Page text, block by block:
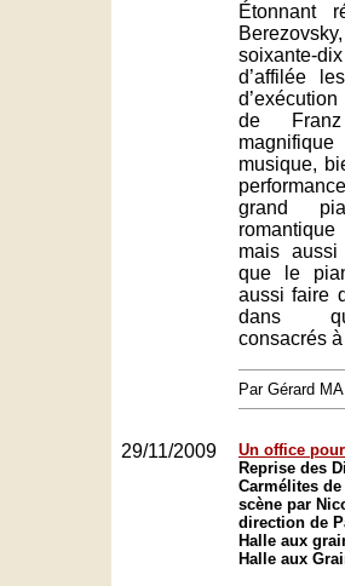
Étonnant
d’affilée
de
musique,
grand
mais
que le
aussi faire
dans
consacrés
Par Gérard
29/11/2009
Un office
Reprise des
Carmélites
scène par
direction de
Halle aux
Halle aux